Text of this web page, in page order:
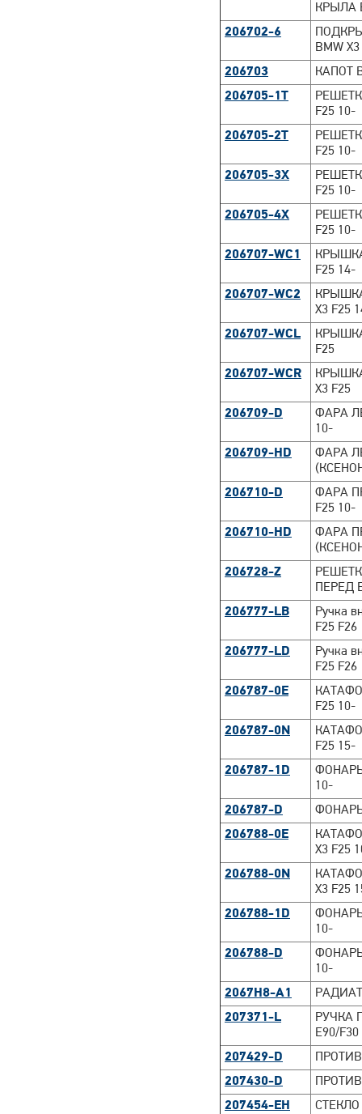
КРЫЛА
206702-6
BMW
206703
КАПОТ
206705-1T
F25 10-
206705-2T
F25 10-
206705-3X
F25 10-
206705-4X
F25 10-
206707-WC1
F25 14-
206707-WC2
X3 F25
206707-WCL
F25
206707-WCR
X3 F25
206709-D
ФАРА
10-
206709-HD
ФАРА
206710-D
ФАРА
F25 10-
206710-HD
ФАРА
206728-Z
ПЕРЕД
206777-LB
Ручка
F25 F26
206777-LD
Ручка
F25 F26
206787-0E
F25 10-
206787-0N
F25 15-
206787-1D
10-
206787-D
206788-0E
X3 F25
206788-0N
X3 F25
206788-1D
10-
206788-D
10-
2067H8-A1
207371-L
РУЧКА
E90/
207429-D
207430-D
207454-EH